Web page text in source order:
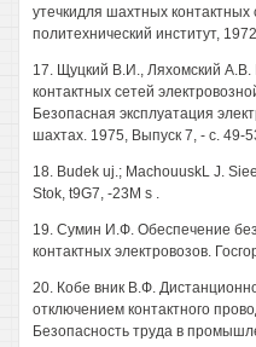
утечкидля шахтных
политехнический институт,
17. Щуцкий В.И., Ляхомский
контактных сетей
Безопасная эксплуатация
шахтах. 1975, Выпуск 7, - с. 49-
18. Budek uj.; MachouuskL J.
Stok, t9G7, -23M s .
19. Сумин И.Ф. Обеспечение
контактных электровозов.
20. Кобе вник В.Ф.
отключением контактного
Безопасность труда в